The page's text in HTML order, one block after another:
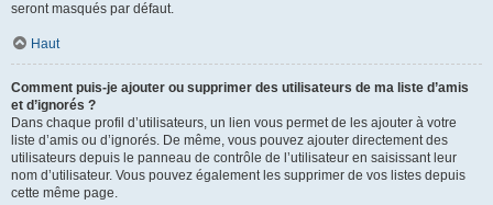
seront masqués par défaut.
Haut
Comment puis-je ajouter ou supprimer des utilisateurs de ma liste d’amis
et d’ignorés ?
Dans chaque profil d’utilisateurs, un lien vous permet de les ajouter à votre
liste d’amis ou d’ignorés. De même, vous pouvez ajouter directement des
utilisateurs depuis le panneau de contrôle de l’utilisateur en saisissant leur
nom d’utilisateur. Vous pouvez également les supprimer de vos listes depuis
cette même page.